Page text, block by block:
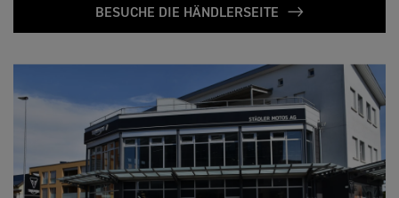
BESUCHE DIE HÄNDLERSEITE